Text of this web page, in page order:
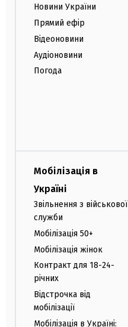
Новини України
Прямий ефір
Відеоновини
Аудіоновини
Погода
Мобілізація в
Україні
Звільнення з військової
служби
Мобілізація 50+
Мобілізація жінок
Контракт для 18-24-
річних
Відстрочка від
мобілізації
Мобілізація в Україні: